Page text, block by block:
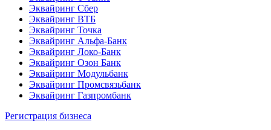
Эквайринг Сбер
Эквайринг ВТБ
Эквайринг Точка
Эквайринг Альфа-Банк
Эквайринг Локо-Банк
Эквайринг Озон Банк
Эквайринг Модульбанк
Эквайринг Промсвязьбанк
Эквайринг Газпромбанк
Регистрация бизнеса